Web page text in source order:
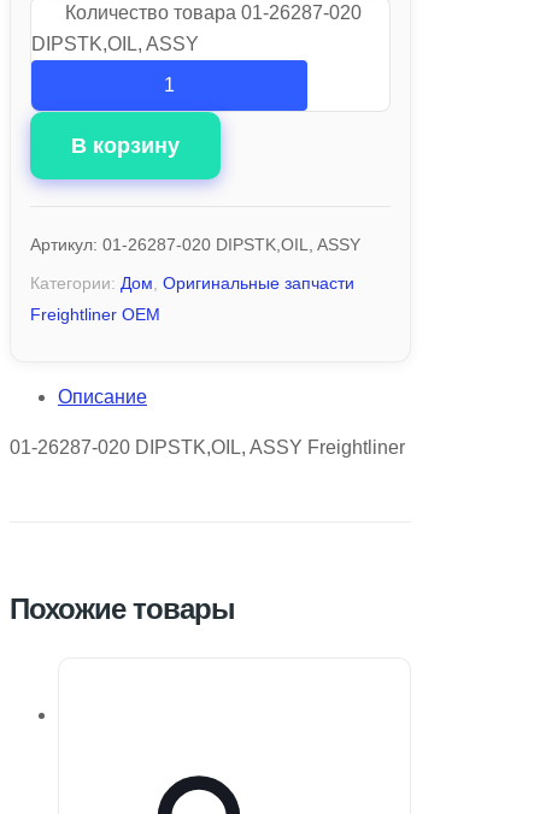
Количество товара 01-26287-020
DIPSTK,OIL, ASSY
В корзину
Артикул: 01-26287-020 DIPSTK,OIL, ASSY
Категории: Дом Оригинальные запчасти
Freightliner OEM
Описание
01-26287-020 DIPSTK,OIL, ASSY Freightliner
Похожие товары